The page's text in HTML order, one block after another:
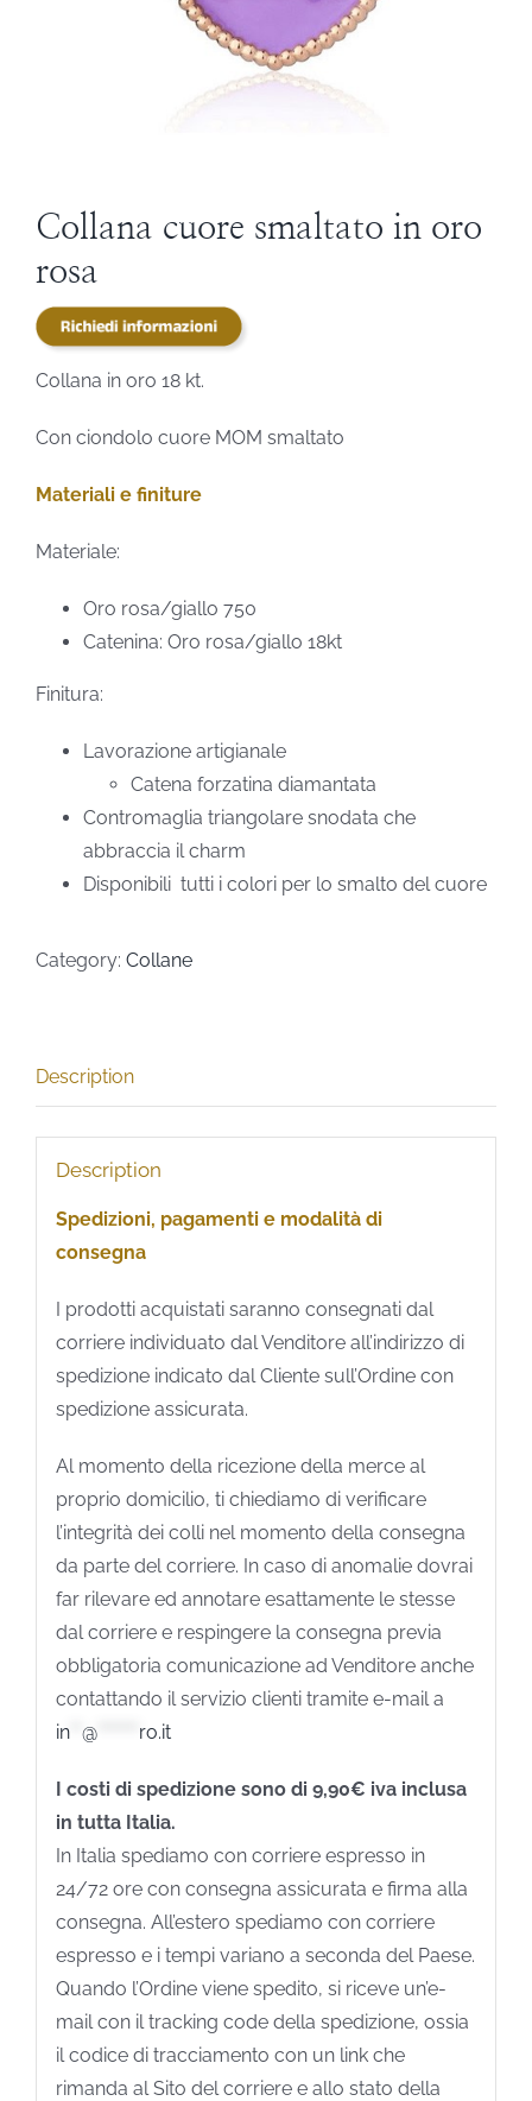
STEVE ANGELI
CONTATTI
Collana cuore smaltato in oro
rosa
Collana in oro 18 kt.
Con ciondolo cuore MOM smaltato
Materiali e finiture
Materiale:
Oro rosa/giallo 750
Catenina: Oro rosa/giallo 18kt
Finitura:
Lavorazione artigianale
Catena forzatina diamantata
Contromaglia triangolare snodata che
abbraccia il charm
Disponibili tutti i colori per lo smalto del cuore
Category: Collane
Description
Description
Spedizioni, pagamenti e modalità di
consegna
I prodotti acquistati saranno consegnati dal
corriere individuato dal Venditore all’indirizzo di
spedizione indicato dal Cliente sull’Ordine con
spedizione assicurata.
Al momento della ricezione della merce al
proprio domicilio, ti chiediamo di verificare
l’integrità dei colli nel momento della consegna
da parte del corriere. In caso di anomalie dovrai
far rilevare ed annotare esattamente le stesse
dal corriere e respingere la consegna previa
obbligatoria comunicazione ad Venditore anche
contattando il servizio clienti tramite e-mail a
in** @******* ro.it
I costi di spedizione sono di 9,90€ iva inclusa
in tutta Italia.
In Italia spediamo con corriere espresso in
24/72 ore con consegna assicurata e firma alla
consegna. All’estero spediamo con corriere
espresso e i tempi variano a seconda del Paese.
Quando l’Ordine viene spedito, si riceve un’e-
mail con il tracking code della spedizione, ossia
il codice di tracciamento con un link che
rimanda al Sito del corriere e allo stato della